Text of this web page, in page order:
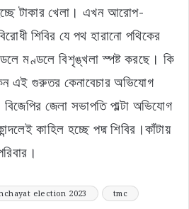
টাকার খেলা। এখন আরোপ-
শিবির যে পথ হারানো পথিকের
মণ্ডলে বিশৃঙ্খলা স্পষ্ট করছে। কি
এই গুরুতর কেনাবেচার অভিযোগ
জেলা সভাপতি পাল্টা অভিযোগ
কাহিল হচ্ছে পদ্ম শিবির।কাঁটায়
election 2023 tmc